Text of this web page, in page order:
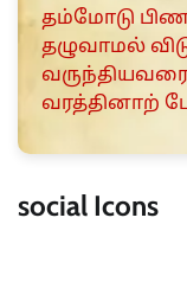
தம்மோடு
தழுவாமல்
வரத்தினாற்
social Icons